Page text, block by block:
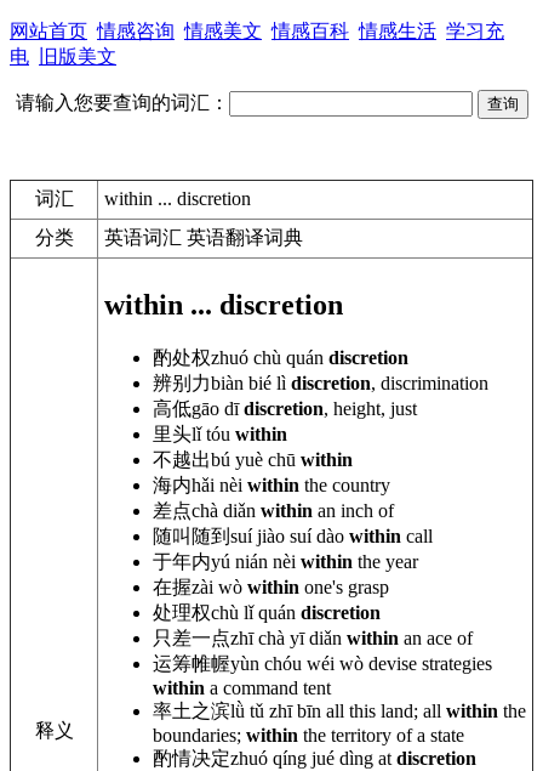
网站首页 情感咨询 情感美文 情感百科 情感生活 学习充
电
旧版美文
请输入您要查询的词汇：
词汇
within ... discretion
分类
英语词汇 英语翻译词典
释义
within ... discretion
酌处权zhuó chù quán discretion
辨别力biàn bié lì discretion, discrimination
高低gāo dīdiscretion, height, just
里头lǐ tóu within
不越出bú yuè chū within
海内hǎi nèi within the country
差点chà diǎn within an inch of
随叫随到 suí jiào suí dào within call
于年内yú nián nèi within the year
在握zài wò within one's grasp
处理权chù lǐ quán discretion
只差一点zhī chà yī diǎn within an ace of
运筹帷幄yùn chóu wéi wò devise strategies
within a command tent
率土之滨lǜ tǔ zhī bīn all this land; all within the
boundaries; within the territory of a state
酌情决定zhuó qíng jué dìng at discretion